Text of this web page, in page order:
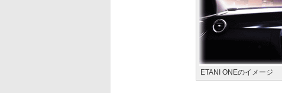
ETANI ONEのイメージ